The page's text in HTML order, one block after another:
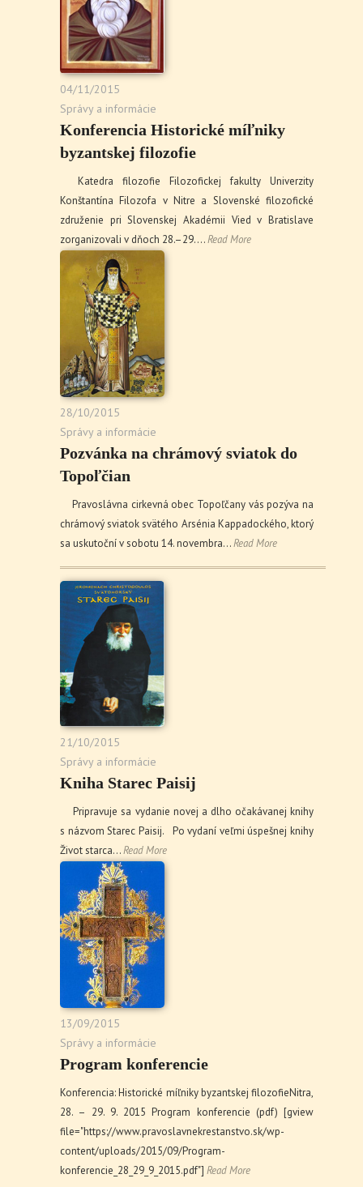
04/11/2015
Správy a informácie
Konferencia Historické míľniky
byzantskej filozofie
Katedra filozofie Filozofickej fakulty Univerzity
Konštantína Filozofa v Nitre a Slovenské filozofické
združenie pri Slovenskej Akadémii Vied v Bratislave
zorganizovali v dňoch 28.–29.…Read More
28/10/2015
Správy a informácie
Pozvánka na chrámový sviatok do
Topoľčian
Pravoslávna cirkevná obec Topoľčany vás pozýva na
chrámový sviatok svätého Arsénia Kappadockého, ktorý
sa uskutoční v sobotu 14. novembra…Read More
21/10/2015
Správy a informácie
Kniha Starec Paisij
Pripravuje sa vydanie novej a dlho očakávanej knihy
s názvom Starec Paisij. Po vydaní veľmi úspešnej knihy
Život starca…Read More
13/09/2015
Správy a informácie
Program konferencie
Konferencia: Historické míľniky byzantskej filozofieNitra,
28. – 29. 9. 2015 Program konferencie (pdf) [gview
file="https://www.pravoslavnekrestanstvo.sk/wp-
content/uploads/2015/09/Program-
konferencie_28_29_9_2015.pdf"] Read More